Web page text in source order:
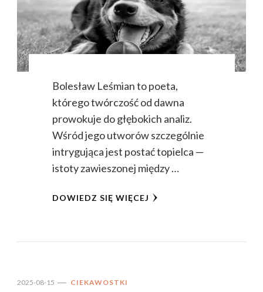
Bolesław Leśmian to poeta,
którego twórczość od dawna
prowokuje do głębokich analiz.
Wśród jego utworów szczególnie
intrygująca jest postać topielca —
istoty zawieszonej między …
DOWIEDZ SIĘ WIĘCEJ
2025-08-15 CIEKAWOSTKI